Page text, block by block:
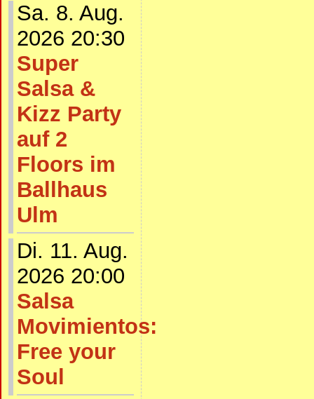
Sa. 8. Aug.
2026 20:30
Super
Salsa &
Kizz Party
auf 2
Floors im
Ballhaus
Ulm
Di. 11. Aug.
2026 20:00
Salsa
Movimientos:
Free your
Soul